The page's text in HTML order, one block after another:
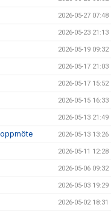
2026-05-27 07:48
2026-05-23 21:13
2026-05-19 09:32
2026-05-17 21:03
2026-05-17 15:52
2026-05-15 16:33
2026-05-13 21:49
2026-05-13 13:26
2026-05-11 12:28
2026-05-06 09:32
2026-05-03 19:29
2026-05-02 18:31